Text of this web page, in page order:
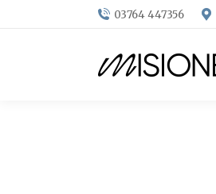
03764 447356